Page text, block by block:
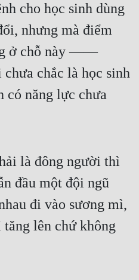
cho học sinh dùng
nhưng mà điểm
ở chỗ này ——
chắc là học sinh
có năng lực chưa
là đông người thì
đầu một đội ngũ
đi vào sương mì,
lên chứ không